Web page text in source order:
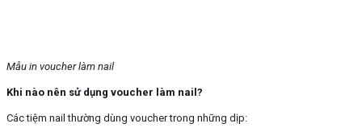
Mẫu in voucher làm nail
Khi nào nên sử dụng voucher làm nail?
Các tiệm nail thường dùng voucher trong những dịp: